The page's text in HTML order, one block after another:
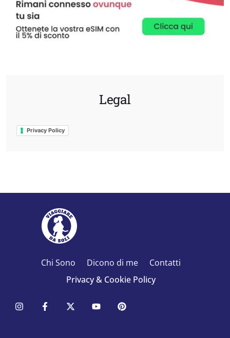
Legal
Privacy Policy
Chi Sono Dicono di me
Contatti
Privacy & Cookie Policy